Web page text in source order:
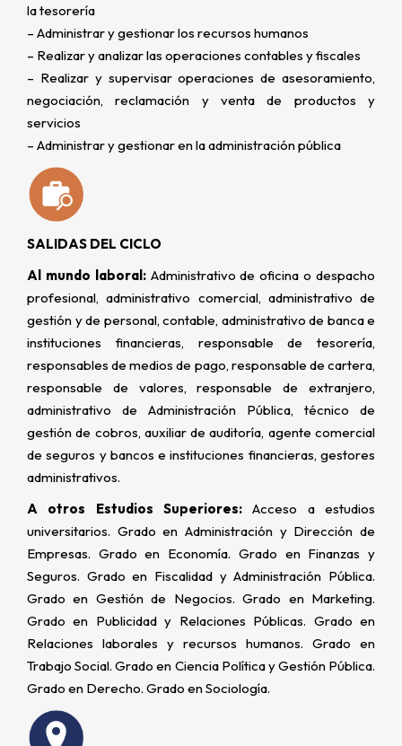
la tesorería
– Administrar y gestionar los recursos humanos
– Realizar y analizar las operaciones contables y fiscales
– Realizar y supervisar operaciones de asesoramiento,
negociación, reclamación y venta de productos y
servicios
– Administrar y gestionar en la administración pública
SALIDAS DEL CICLO
Al mundo laboral:Administrativo de oficina o despacho
profesional, administrativo comercial, administrativo de
gestión y de personal, contable, administrativo de banca e
instituciones financieras, responsable de tesorería,
responsables de medios de pago, responsable de cartera,
responsable de valores, responsable de extranjero,
administrativo de Administración Pública, técnico de
gestión de cobros, auxiliar de auditoría, agente comercial
de seguros y bancos e instituciones financieras, gestores
administrativos.
A otros Estudios Superiores:Acceso a estudios
universitarios. Grado en Administración y Dirección de
Empresas. Grado en Economía. Grado en Finanzas y
Seguros. Grado en Fiscalidad y Administración Pública.
Grado en Gestión de Negocios. Grado en Marketing.
Grado en Publicidad y Relaciones Públicas. Grado en
Relaciones laborales y recursos humanos. Grado en
Trabajo Social. Grado en Ciencia Política y Gestión Pública.
Grado en Derecho. Grado en Sociología.